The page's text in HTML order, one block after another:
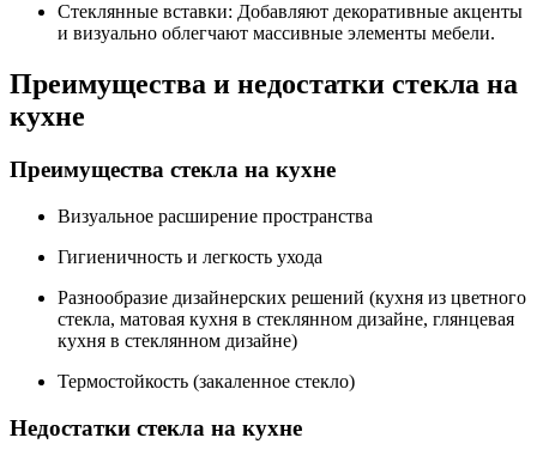
Стеклянные вставки: Добавляют декоративные акценты
и визуально облегчают массивные элементы мебели.
Преимущества и недостатки стекла на
кухне
Преимущества стекла на кухне
Визуальное расширение пространства
Гигиеничность и легкость ухода
Разнообразие дизайнерских решений (кухня из цветного
стекла, матовая кухня в стеклянном дизайне, глянцевая
кухня в стеклянном дизайне)
Термостойкость (закаленное стекло)
Недостатки стекла на кухне